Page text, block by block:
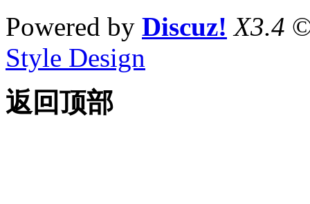
Powered by Discuz! X3.4
Style Design
返回顶部